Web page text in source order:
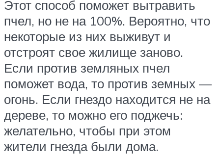
Этот способ поможет вытравить
пчел, но не на 100%. Вероятно, что
некоторые из них выживут и
отстроят свое жилище заново.
Если против земляных пчел
поможет вода, то против земных —
огонь. Если гнездо находится не на
дереве, то можно его поджечь:
желательно, чтобы при этом
жители гнезда были дома.